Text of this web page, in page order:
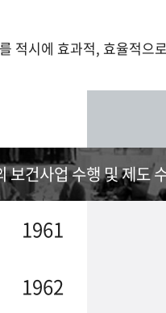
적시에 효과적, 효율적으
보건사업 수행 및 제도
1961
1962